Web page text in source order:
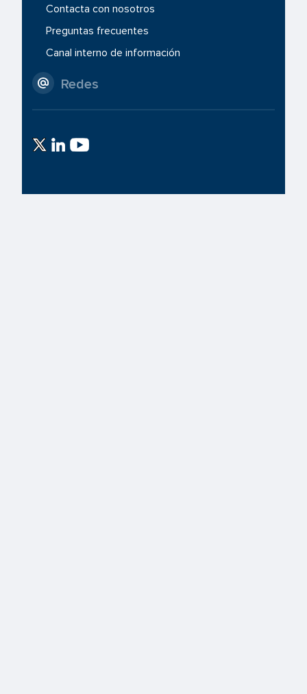
Contacta con nosotros
Preguntas frecuentes
Canal interno de información
Redes